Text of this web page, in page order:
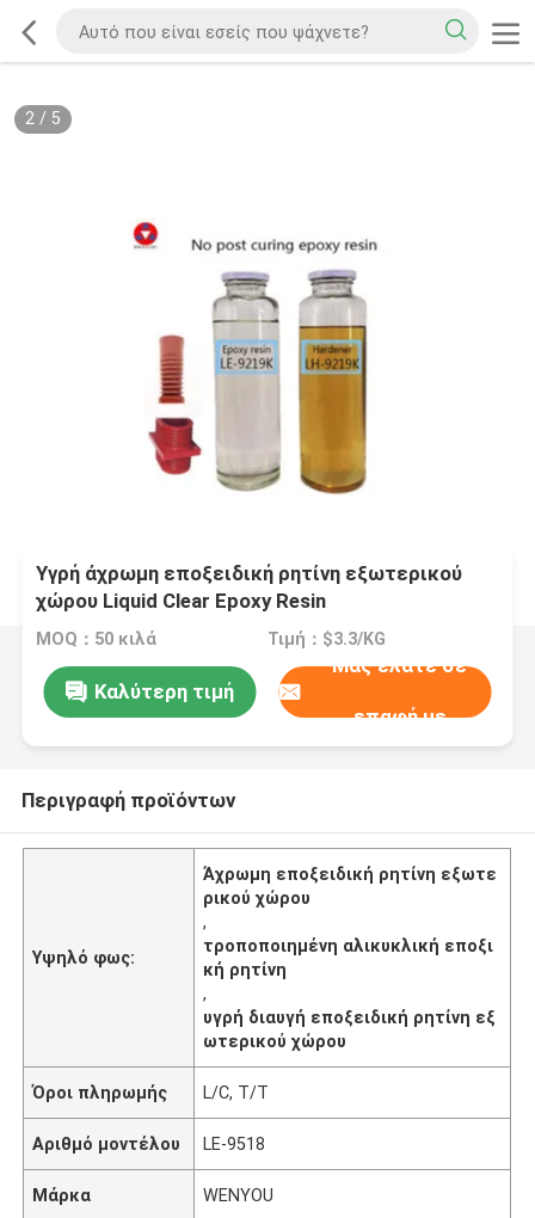
2/ 5
Υγρή άχρωμη εποξειδική ρητίνη εξωτερικού
χώρου Liquid Clear Epoxy Resin
MOQ：50 κιλά Τιμή：$3.3/KG
Καλύτερη τιμή
Μας ελάτε σε
επαφή με
Περιγραφή προϊόντων
Υψηλό φως:
Άχρωμη εποξειδική ρητίνη εξωτε
ρικού χώρου
,
τροποποιημένη αλικυκλική εποξι
κή ρητίνη
,
υγρή διαυγή εποξειδική ρητίνη εξ
ωτερικού χώρου
Όροι πληρωμής L/C, T/T
Αριθμό μοντέλου LE-9518
Μάρκα WENYOU